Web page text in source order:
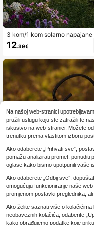
3 kom/1 kom solarno
e svjetiljke u obliku ružičastog
nga, vodootporne dekorativne
e svjetiljke flaming, za vrt,
azu, prilaz, travnjak i dvorište,
ćni ukras i poklon
12.39€
1 kom Vanjska solarna lampa
ijevanje s leptirom/vretencem,
19.37€ -1% 19.68€
Na našoj web-stranici
pružili uslugu koju ste zatražili te
iskustvo na web-stranici. Možete
trenutku prema vlastitom izboru
Ako odaberete „Prihvati sve”,
pomažu analizirati promet, ponuditi
oglase kako bismo upotpunili vaše
Ako odaberete „Odbij sve”,
omogućuju funkcioniranje naše
promjenom postavki preglednika,
Ako želite saznati više o
neobaveznih kolačića, odaberite
kako obrađujemo podatke koje